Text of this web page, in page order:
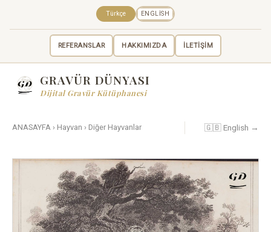
REFERANSLAR HAKKIMIZDA İLETİŞİM
Türkçe ENGLISH
GRAVÜR DÜNYASI
Dijital Gravür Kütüphanesi
ANASAYFA › Hayvan › Diğer Hayvanlar 🇬🇧 English →